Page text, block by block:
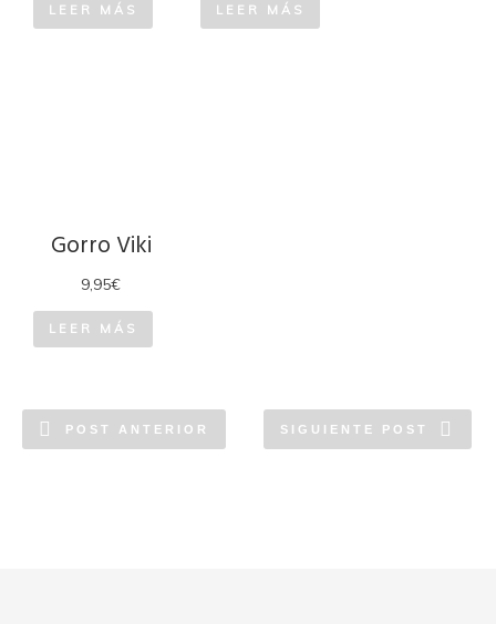
LEER MÁS LEER MÁS
Gorro Viki
9,95€
LEER MÁS
POST ANTERIOR SIGUIENTE POST